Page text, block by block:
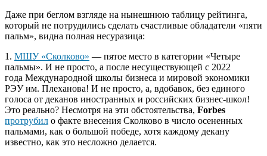
Даже при беглом взгляде на нынешнюю таблицу рейтинга,
который не потрудились сделать счастливые обладатели «пяти
пальм», видна полная несуразица:
1. МШУ «Сколково» — пятое место в категории «Четыре
пальмы». И не просто, а после несуществующей с 2022
года Международной школы бизнеса и мировой экономики
РЭУ им. Плеханова! И не просто, а, вдобавок, без единого
голоса от деканов иностранных и российских бизнес-школ!
Это реально? Несмотря на эти обстоятельства, Forbes
протрубил о факте внесения Сколково в число осененных
пальмами, как о большой победе, хотя каждому декану
известно, как это несложно делается.